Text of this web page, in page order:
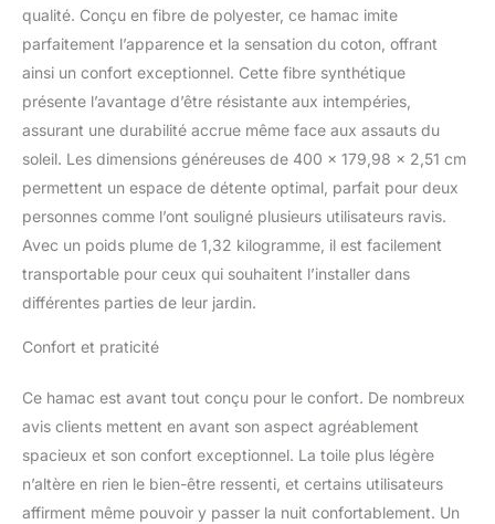
espacement minimum
requis de 360 cm et une
charge admise de 200
kg. Expertise Familiale de
famille Grisar, spécialisée
dans la conception
originale, assure une
expérience de relaxation
Durabilité et Résistance
aux Éléments: Les
systèmes de suspension
éléments et répondent
aux exigences sévères
extérieurs. Une
sensation de légèreté
parfaite sur 84 cordes
qualité. Conçu en fibre de polyester, ce hamac imite
parfaitement l’apparence et la sensation du coton, offrant
ainsi un confort exceptionnel. Cette fibre synthétique
présente l’avantage d’être résistante aux intempéries,
assurant une durabilité accrue même face aux assauts du
soleil. Les dimensions généreuses de 400 x 179,98 x 2,51 cm
permettent un espace de détente optimal, parfait pour deux
personnes comme l’ont souligné plusieurs utilisateurs ravis.
Avec un poids plume de 1,32 kilogramme, il est facilement
transportable pour ceux qui souhaitent l’installer dans
différentes parties de leur jardin.
Confort et praticité
Ce hamac est avant tout conçu pour le confort. De nombreux
avis clients mettent en avant son aspect agréablement
spacieux et son confort exceptionnel. La toile plus légère
n’altère en rien le bien-être ressenti, et certains utilisateurs
affirment même pouvoir y passer la nuit confortablement. Un